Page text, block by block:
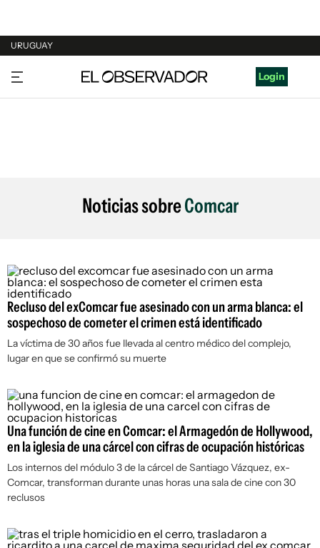
URUGUAY
URUGUAY
ARGENTINA
Login
Noticias sobreComcar
Recluso del exComcar fue asesinado con un arma blanca: el
sospechoso de cometer el crimen está identificado
La víctima de 30 años fue llevada al centro médico del complejo,
lugar en que se confirmó su muerte
Una función de cine en Comcar: el Armagedón de Hollywood,
en la iglesia de una cárcel con cifras de ocupación históricas
Los internos del módulo 3 de la cárcel de Santiago Vázquez, ex-
Comcar, transforman durante unas horas una sala de cine con 30
reclusos